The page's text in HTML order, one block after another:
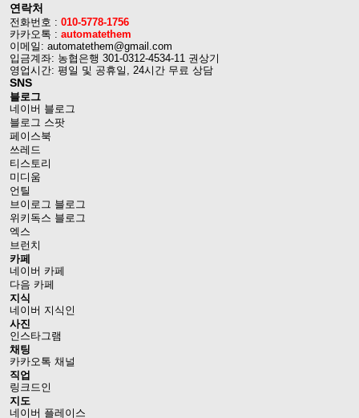
연락처
전화번호 : 010-5778-1756
카카오톡 : automatethem
이메일: automatethem@gmail.com
입금계좌: 농협은행 301-0312-4534-11 권상기
영업시간: 평일 및 공휴일, 24시간 무료 상담
SNS
블로그
네이버 블로그
블로그 스팟
페이스북
쓰레드
티스토리
미디움
언틸
브이로그 블로그
위키독스 블로그
엑스
브런치
카페
네이버 카페
다음 카페
지식
네이버 지식인
사진
인스타그램
채팅
카카오톡 채널
직업
링크드인
지도
네이버 플레이스